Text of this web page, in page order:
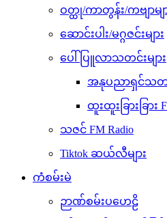
ဝတ္ထု/ကာတွန်း/ကဗျာမျ
ဆောင်းပါး/မဂ္ဂဇင်းများ
ပေါ်ပြူလာသတင်းများ
အနုပညာရှင်သတင်
ထူးထူးခြားခြား
သဇင် FM Radio
Tiktok ဆယ်လီများ
ကံစမ်းမဲ
ဉာဏ်စမ်းပဟေဠိ